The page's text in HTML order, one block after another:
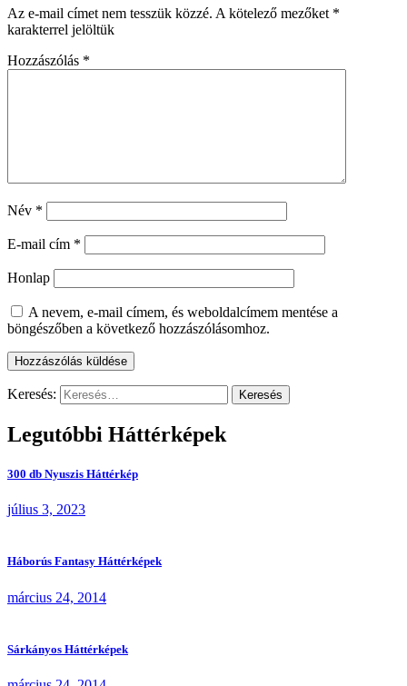
Az e-mail címet nem tesszük közzé. A kötelező mezőket *
karakterrel jelöltük
Hozzászólás *
Név *
E-mail cím *
Honlap
A nevem, e-mail címem, és weboldalcímem mentése a
böngészőben a következő hozzászólásomhoz.
Keresés:
Legutóbbi Háttérképek
300 db Nyuszis Háttérkép
július 3, 2023
Háborús Fantasy Háttérképek
március 24, 2014
Sárkányos Háttérképek